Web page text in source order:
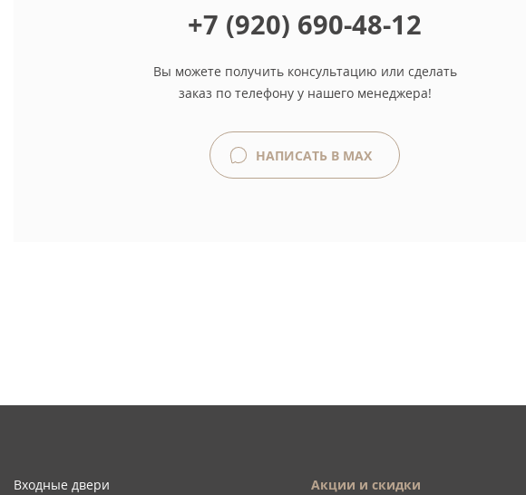
+7 (920) 690-48-12
Вы можете получить консультацию или сделать
заказ по телефону у нашего менеджера!
НАПИСАТЬ В MAX
Входные двери Акции и скидки